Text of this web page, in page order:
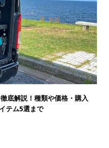
底解説！種類や価格・購入
テム5選まで